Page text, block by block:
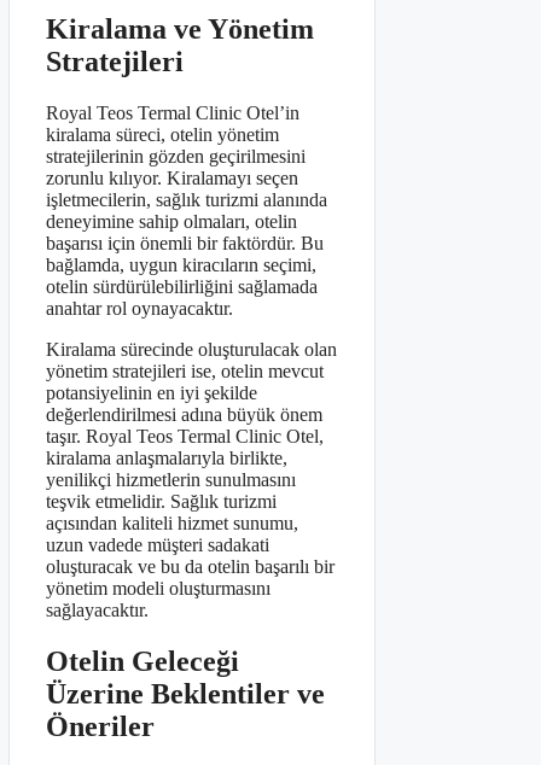
Kiralama ve Yönetim
Stratejileri
Royal Teos Termal Clinic Otel’in
kiralama süreci, otelin yönetim
stratejilerinin gözden geçirilmesini
zorunlu kılıyor. Kiralamayı seçen
işletmecilerin, sağlık turizmi alanında
deneyimine sahip olmaları, otelin
başarısı için önemli bir faktördür. Bu
bağlamda, uygun kiracıların seçimi,
otelin sürdürülebilirliğini sağlamada
anahtar rol oynayacaktır.
Kiralama sürecinde oluşturulacak olan
yönetim stratejileri ise, otelin mevcut
potansiyelinin en iyi şekilde
değerlendirilmesi adına büyük önem
taşır. Royal Teos Termal Clinic Otel,
kiralama anlaşmalarıyla birlikte,
yenilikçi hizmetlerin sunulmasını
teşvik etmelidir. Sağlık turizmi
açısından kaliteli hizmet sunumu,
uzun vadede müşteri sadakati
oluşturacak ve bu da otelin başarılı bir
yönetim modeli oluşturmasını
sağlayacaktır.
Otelin Geleceği
Üzerine Beklentiler ve
Öneriler